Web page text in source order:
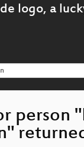
person